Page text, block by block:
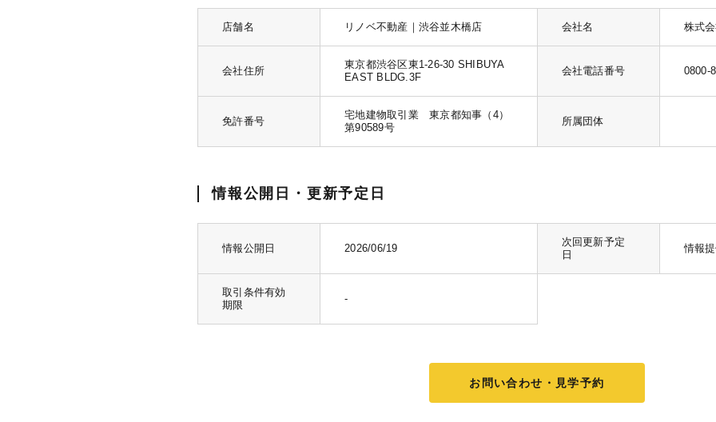
店舗名 リノベ不動産｜渋谷並木橋店 会社名 株式
会社住所
東京都渋谷区東1-26-30 SHIBUYA
EAST BLDG.3F
会社電話番号 0800-
免許番号
宅地建物取引業 東京都知事（4）
第90589号
所属団体
情報公開日・更新予定日
情報公開日 2026/06/19
次回更新予定
日
情報
取引条件有効
期限
-
お問い合わせ・見学予約